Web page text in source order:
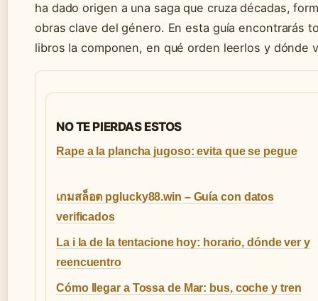
ha dado origen a una saga que cruza décadas,
obras clave del género. En esta guía encontrarás
libros la componen, en qué orden leerlos y dónde
NO TE PIERDAS ESTOS
Rape a la plancha jugoso: evita que se pegue
เกมสล็อต pglucky88.win – Guía con datos
verificados
La i la de la tentacione hoy: horario, dónde ver y
reencuentro
Cómo llegar a Tossa de Mar: bus, coche y tren